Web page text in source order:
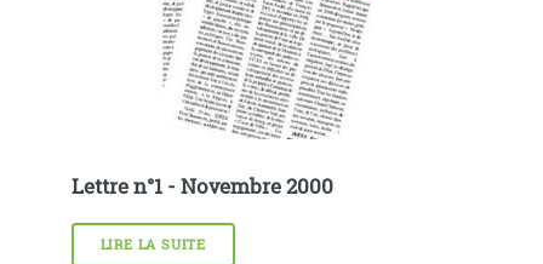
Lettre n°1 - Novembre 2000
LIRE LA SUITE